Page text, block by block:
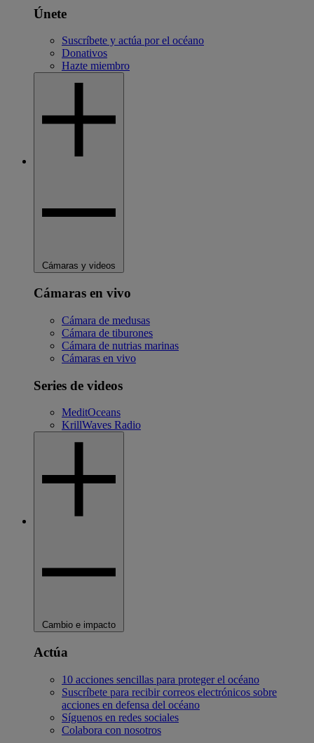
Únete
Suscríbete y actúa por el océano
Donativos
Hazte miembro
Cámaras y videos
Cámaras en vivo
Cámara de medusas
Cámara de tiburones
Cámara de nutrias marinas
Cámaras en vivo
Series de videos
MeditOceans
KrillWaves Radio
Cambio e impacto
Actúa
10 acciones sencillas para proteger el océano
Suscríbete para recibir correos electrónicos sobre
acciones en defensa del océano
Síguenos en redes sociales
Colabora con nosotros